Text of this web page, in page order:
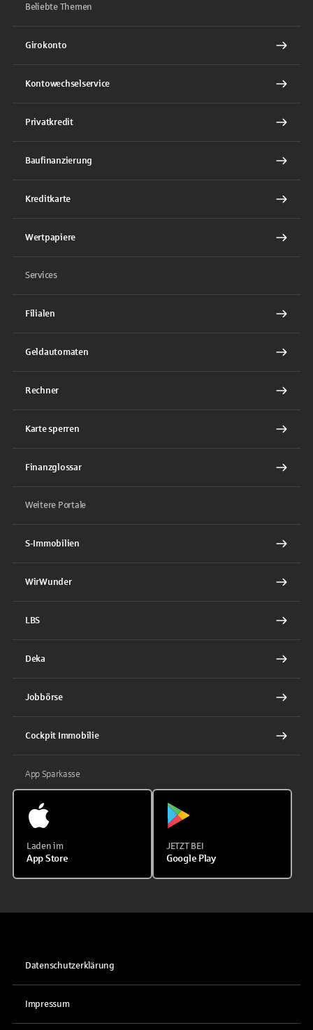
Beliebte Themen
Girokonto
Kontowechselservice
Privatkredit
Baufinanzierung
Kreditkarte
Wertpapiere
Services
Filialen
Geldautomaten
Rechner
Karte sperren
Finanzglossar
Weitere Portale
S-Immobilien
WirWunder
LBS
Deka
Jobbörse
Cockpit Immobilie
App Sparkasse
Laden im
App Store
JETZT BEI
Google Play
Datenschutzerklärung
Impressum